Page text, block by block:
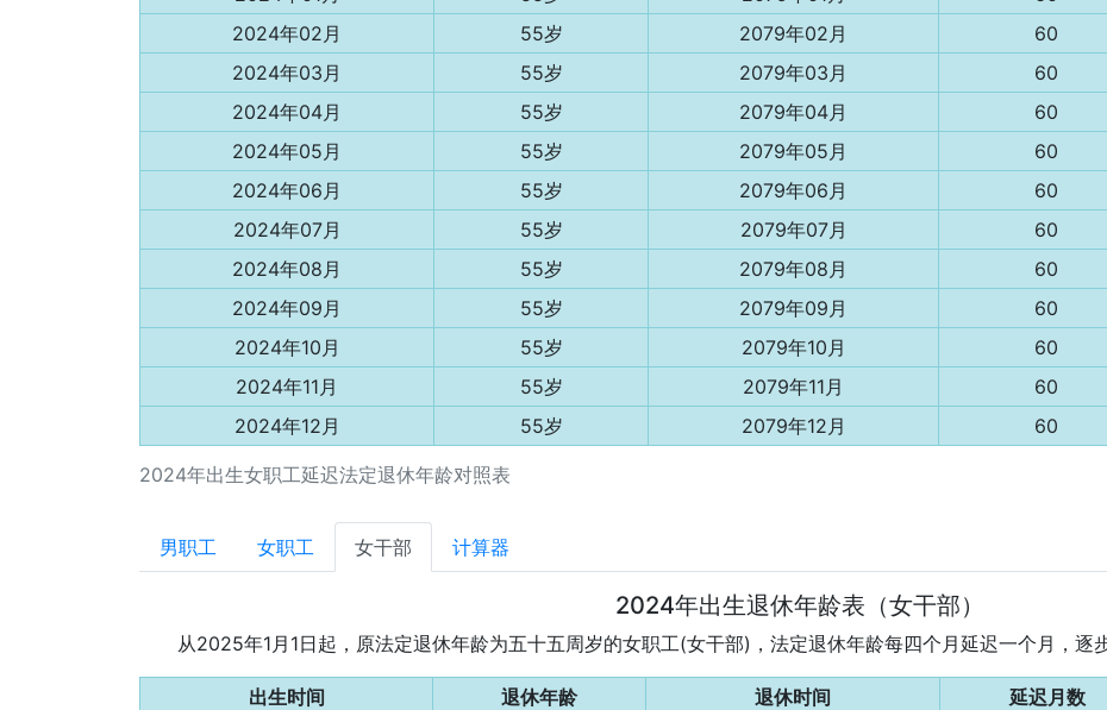
2024年出生女职工延迟法定退休年龄对照表
2024年02月
55岁 2079年02月 60
2024年03月
55岁 2079年03月 60
2024年04月
55岁 2079年04月 60
2024年05月
55岁 2079年05月 60
2024年06月
55岁 2079年06月 60
2024年07月
55岁 2079年07月 60
2024年08月
55岁 2079年08月 60
2024年09月
55岁 2079年09月 60
2024年10月
55岁 2079年10月 60
2024年11月
55岁 2079年11月 60
2024年12月
55岁 2079年12月 60
男职工 女职工 女干部 计算器
2024年出生退休年龄表（女干部）
从2025年1月1日起，原法定退休年龄为五十五周岁的女职工(女干部)，法定退休年龄每四个月延迟一个月，逐
出生时间 退休年龄 退休时间 延迟月数